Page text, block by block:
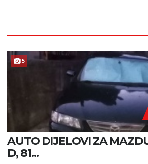
5
AUTO DIJELOVI ZA
D, 81...